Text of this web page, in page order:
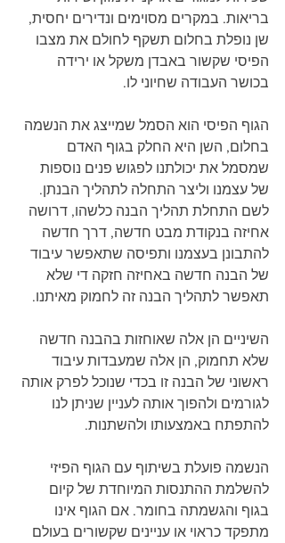
בריאות. במקרים מסוימים ונדירים יחסית,
שן נופלת בחלום תשקף לחולם את מצבו
הפיסי שקשור באבדן משקל או ירידה
בכושר העבודה שחיוני לו.
הגוף הפיסי הוא הסמל שמייצג את הנשמה
בחלום, השן היא החלק בגוף האדם
שמסמל את יכולתנו לפגוש פנים נוספות
של עצמנו וליצר התחלה לתהליך הבנתן.
לשם התחלת תהליך הבנה כלשהו, דרושה
אחיזה בנקודת מבט חדשה, דרך חדשה
להתבונן בעצמנו ותפיסה שתאפשר עיבוד
של הבנה חדשה באחיזה חזקה די שלא
תאפשר לתהליך הבנה זה לחמוק מאיתנו.
השיניים הן אלה שאוחזות בהבנה חדשה
שלא תחמוק, הן אלה שמעבדות עיבוד
ראשוני של הבנה זו בכדי שנוכל לפרק אותה
לגורמים ולהפוך אותה לעניין שניתן לנו
להתפתח באמצעותו ולהשתנות.
הנשמה פועלת בשיתוף עם הגוף הפיזי
להשלמת ההתנסות המיוחדת של קיום
בגוף והגשמתה בחומר. אם הגוף אינו
מתפקד כראוי או עניינים שקשורים בעולם